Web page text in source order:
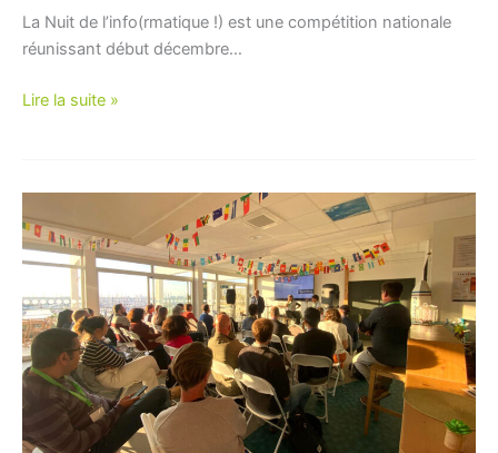
La Nuit de l’info(rmatique !) est une compétition nationale
réunissant début décembre…
La
CESI
Lire la suite »